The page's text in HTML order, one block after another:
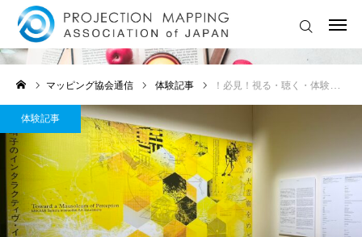
体験記事
マッピング協会通信 体験記事 ！必見！視る・聴く・体験する三上晴子展【ICC】
体験記事
ログイン 協会に入会する
🔔 最新ニュース・お知らせ
💡ライトアートイベント情報
🏆 国内外コンテスト情報
🎓セミナー・ワークショップ